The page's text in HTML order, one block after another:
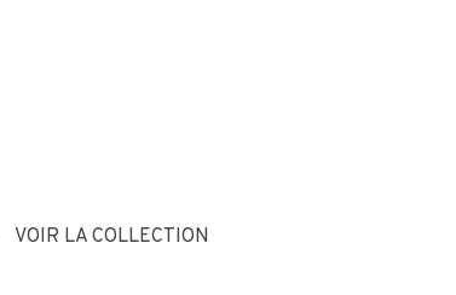
VOIR LA COLLECTION